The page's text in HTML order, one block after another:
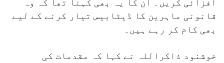
افزائی کریں۔ ان کا یہ بھی کہنا تھا کہ وہ
قانونی ماہرین کا ڈیٹابیس تیار کرنے کے لیے
بھی کام کر رہے ہیں۔
خوشنود ذاکراللہ نے کہا کہ مقدمات کی